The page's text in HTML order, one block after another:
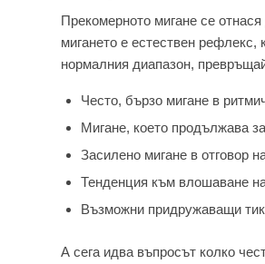
Прекомерното мигане се
мигането е естествен рефлекс,
нормалния диапазон,
Често, бързо мигане в
Мигане, което продължава
Засилено мигане в отговор
Тенденция към влошаване
Възможни придружаващи
А сега идва въпросът колко